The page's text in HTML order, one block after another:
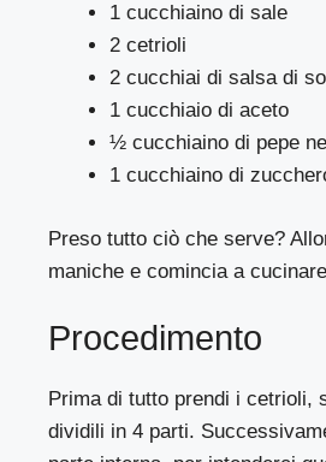
1 cucchiaino di sale
2 cetrioli
2 cucchiai di salsa di
1 cucchiaio di aceto
½ cucchiaino di pepe
1 cucchiaino di
Preso tutto ciò che serve?
maniche e comincia a
Procedimento
Prima di tutto prendi i cetrioli,
dividili in 4 parti.